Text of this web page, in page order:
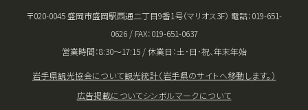
〒020-0045 盛岡市盛岡駅西通二丁目9番1号（マリオス3F） 電話：019-651-
0626 / FAX：019-651-0637
営業時間：8:30〜17:15 / 休業日：土･日･祝、年末年始
岩手県観光協会について観光統計（岩手県のサイトへ移動します。）
広告掲載についてシンボルマークについて